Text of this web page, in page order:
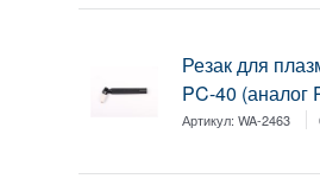
Резак для
PC-40 (аналог
Артикул:WA-2463